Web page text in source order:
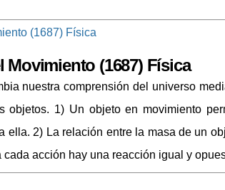
Movimiento (1687) Física
nuestra comprensión del universo
objetos. 1) Un objeto en movimiento
ella. 2) La relación entre la masa de un
cada acción hay una reacción igual y